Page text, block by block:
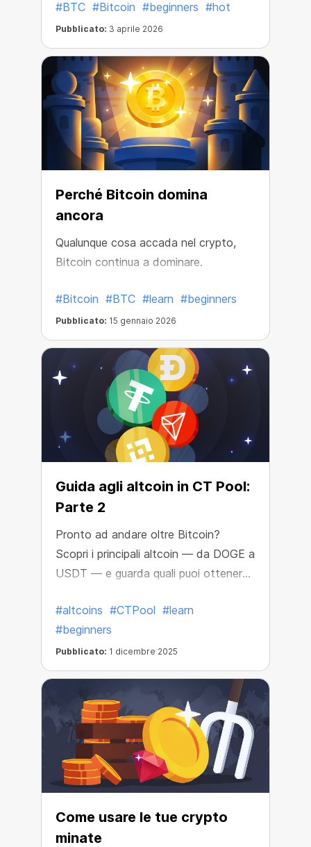
#BTC #Bitcoin #beginners #hot
Pubblicato: 3 aprile 2026
Perché Bitcoin domina
ancora
Qualunque cosa accada nel crypto,
Bitcoin continua a dominare.
#Bitcoin #BTC #learn #beginners
Pubblicato: 15 gennaio 2026
Guida agli altcoin in CT Pool:
Parte 2
Pronto ad andare oltre Bitcoin?
Scopri i principali altcoin — da DOGE a
USDT — e guarda quali puoi ottenere
#altcoins #CTPool #learn
#beginners
Pubblicato: 1 dicembre 2025
Come usare le tue crypto
minate